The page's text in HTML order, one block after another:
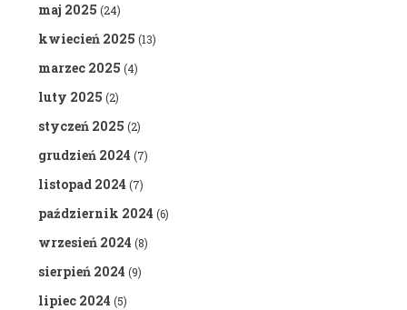
maj 2025 (24)
kwiecień 2025 (13)
marzec 2025 (4)
luty 2025 (2)
styczeń 2025 (2)
grudzień 2024 (7)
listopad 2024 (7)
październik 2024 (6)
wrzesień 2024 (8)
sierpień 2024 (9)
lipiec 2024 (5)